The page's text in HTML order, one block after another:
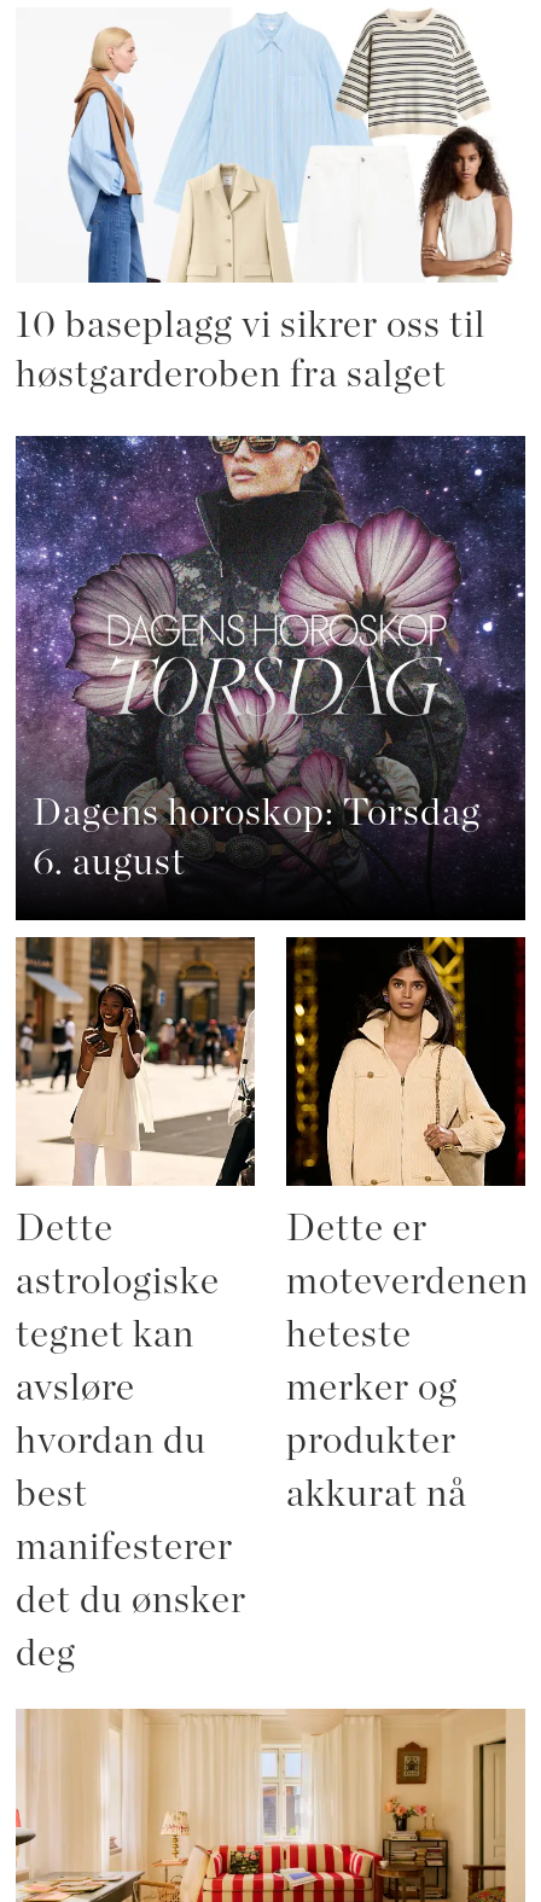
10 baseplagg vi sikrer oss til
høstgarderoben fra salget
Dagens horoskop: Torsdag
6. august
Dette
astrologiske
tegnet kan
avsløre
hvordan du
best
manifesterer
det du ønsker
deg
Dette er
heteste
merker og
produkter
akkurat nå